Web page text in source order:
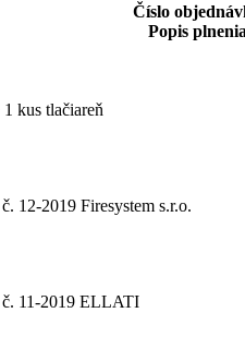
Číslo
Popis
kus tlačiareň
12-2019 Firesystem s.r.o.
11-2019 ELLATI